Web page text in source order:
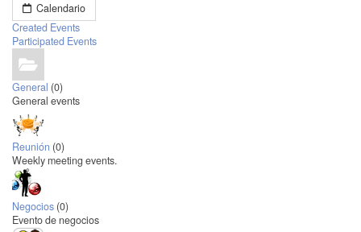
Calendario
Created Events
Participated Events
General (0)
General events
Reunión (0)
Weekly meeting events.
Negocios (0)
Evento de negocios